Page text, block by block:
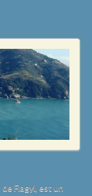
Flagyl, est un